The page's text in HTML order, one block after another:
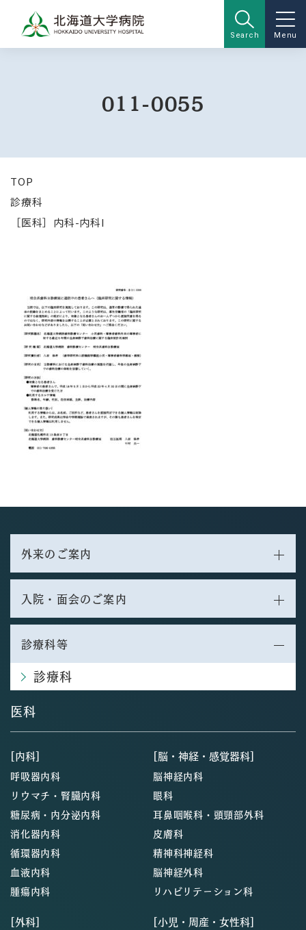
Search Menu
011-0055
TOP
診療科
［医科］内科-内科I
外来のご案内
入院・面会のご案内
診療科等
診療科
医科
[内科]
呼吸器内科
リウマチ・腎臓内科
糖尿病・内分泌内科
消化器内科
循環器内科
血液内科
腫瘍内科
[外科]
[脳・神経・感覚器科]
脳神経内科
眼科
耳鼻咽喉科・頭頸部外科
皮膚科
精神科神経科
脳神経外科
リハビリテーション科
[小児・周産・女性科]